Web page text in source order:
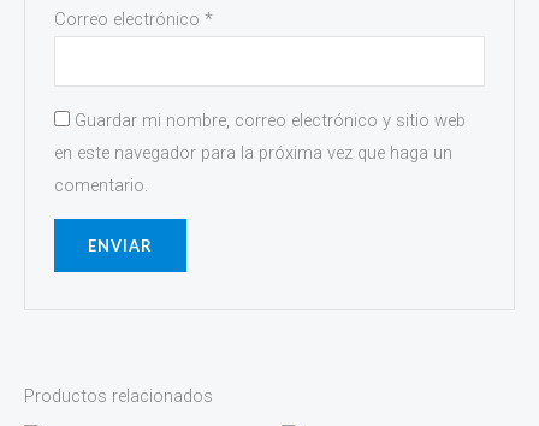
Correo electrónico*
Guardar mi nombre, correo electrónico y sitio web
en este navegador para la próxima vez que haga un
comentario.
Productos relacionados